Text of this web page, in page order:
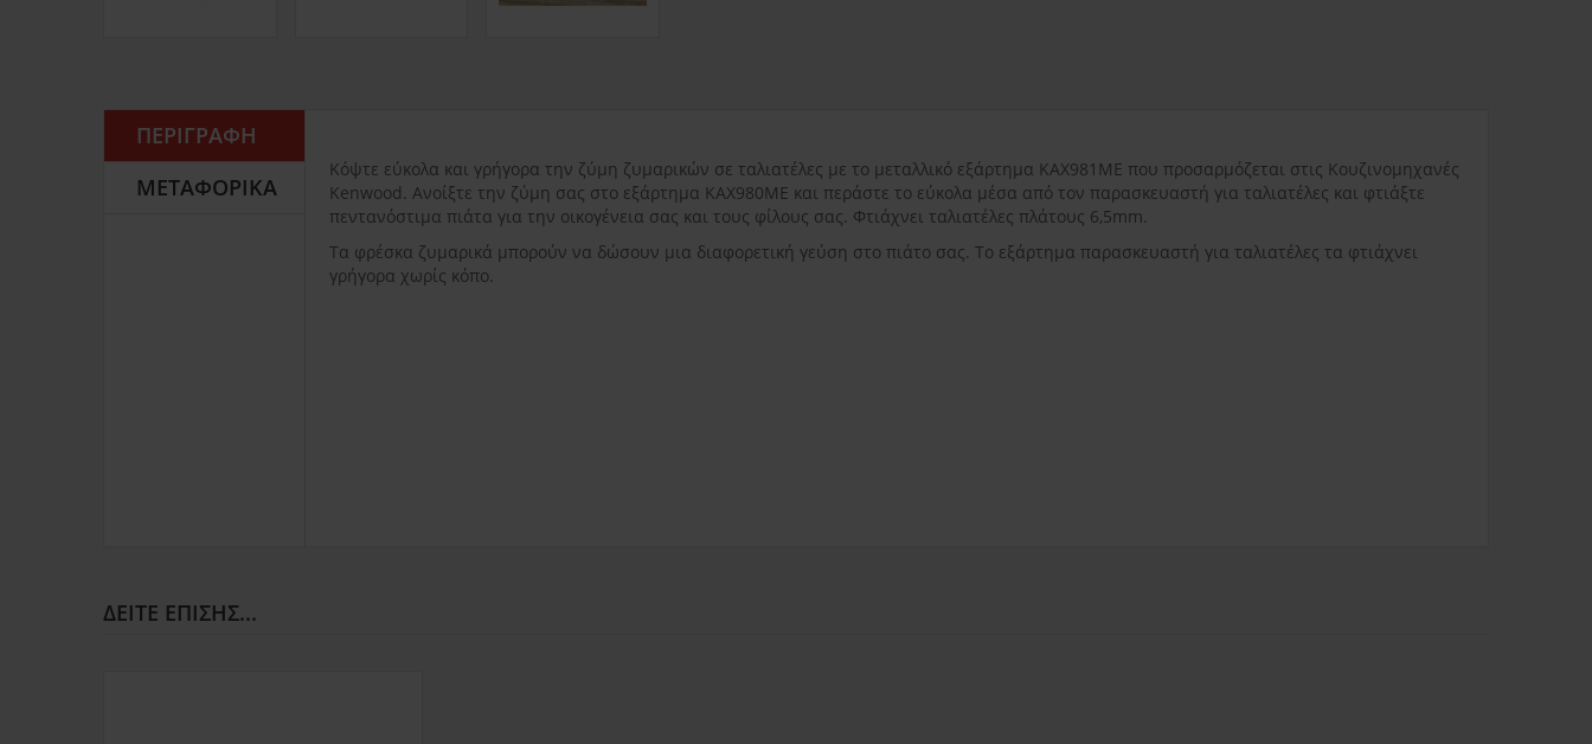
ΠΕΡΙΓΡΑΦΉ
ΜΕΤΑΦΟΡΙΚΆ
Κόψτε εύκολα και γρήγορα την ζύμη ζυμαρικών σε ταλιατέλες με το μεταλλικό εξάρτημα ΚΑΧ981ΜΕ που προσαρμόζεται στις Κουζινομηχανές
Kenwood. Ανοίξτε την ζύμη σας στο εξάρτημα ΚΑΧ980ΜΕ και περάστε το εύκολα μέσα από τον παρασκευαστή για ταλιατέλες και φτιάξτε
πεντανόστιμα πιάτα για την οικογένεια σας και τους φίλους σας. Φτιάχνει ταλιατέλες πλάτους 6,5mm.
Τα φρέσκα ζυμαρικά μπορούν να δώσουν μια διαφορετική γεύση στο πιάτο σας. Το εξάρτημα παρασκευαστή για ταλιατέλες τα φτιάχνει
γρήγορα χωρίς κόπο.
3.50€
ΔΕΊΤΕ ΕΠΊΣΗΣ...